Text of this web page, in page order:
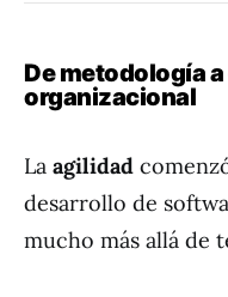
De metodología
organizacional
La agilidad
desarrollo de
mucho más allá de